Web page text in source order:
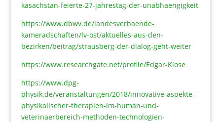
kasachstan-feierte-27-jahrestag-der-unabhaengigkeit
https://www.dbwv.de/landesverbaende-
kameradschaften/lv-ost/aktuelles-aus-den-
bezirken/beitrag/strausberg-der-dialog-geht-weiter
https://www.researchgate.net/profile/Edgar-Klose
https://www.dpg-
physik.de/veranstaltungen/2018/innovative-aspekte-
physikalischer-therapien-im-human-und-
veterinaerbereich-methoden-technologien-